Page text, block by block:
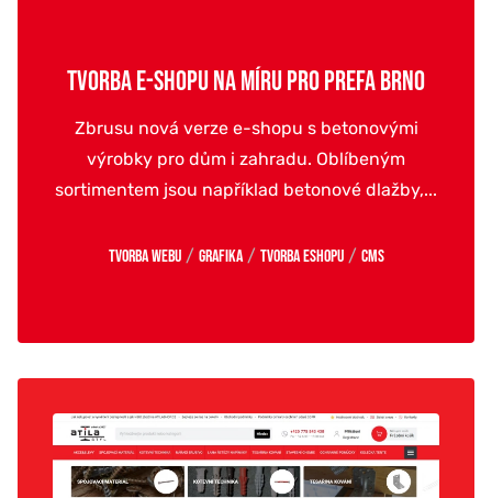
TVORBA E-SHOPU NA MÍRU PRO PREFA BRNO
Zbrusu nová verze e-shopu s betonovými
výrobky pro dům i zahradu. Oblíbeným
sortimentem jsou například betonové dlažby,...
Tvorba webu / Grafika / Tvorba eshopu / CMS